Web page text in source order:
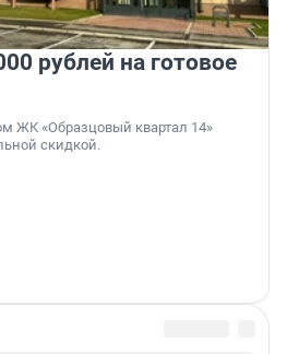
рублей на готовое
ЖК «Образцовый квартал 14»
скидкой.